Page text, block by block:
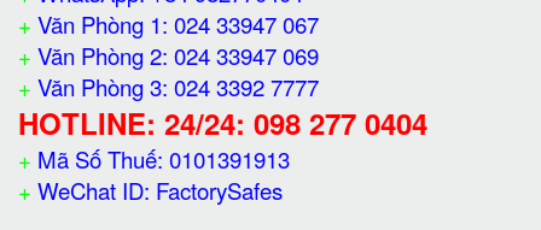
+ Văn Phòng 1: 024 33947 067
+ Văn Phòng 2: 024 33947 069
+ Văn Phòng 3: 024 3392 7777
HOTLINE: 24/24: 098 277 0404
+ Mã Số Thuế: 0101391913
+ WeChat ID: FactorySafes